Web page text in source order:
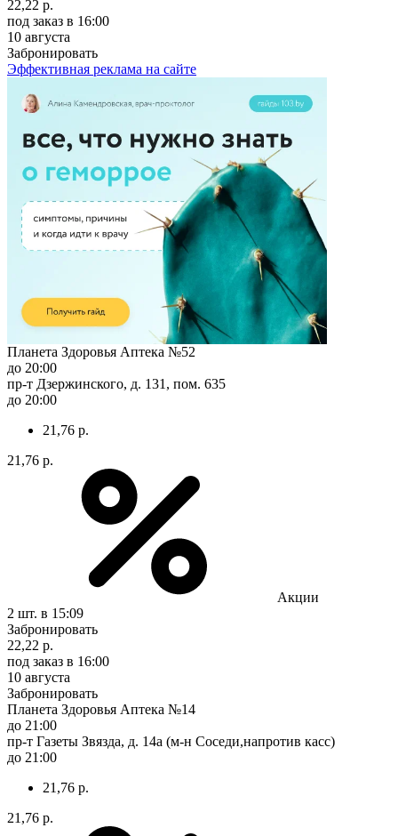
22,22 р.
под заказ в 16:00
10 августа
Забронировать
Эффективная реклама на сайте
Планета Здоровья Аптека №52
до 20:00
пр-т Дзержинского, д. 131, пом. 635
до 20:00
21,76 р.
21,76 р.
Акции
2 шт. в 15:09
Забронировать
22,22 р.
под заказ в 16:00
10 августа
Забронировать
Планета Здоровья Аптека №14
до 21:00
пр-т Газеты Звязда, д. 14а (м-н Соседи,напротив касс)
до 21:00
21,76 р.
21,76 р.